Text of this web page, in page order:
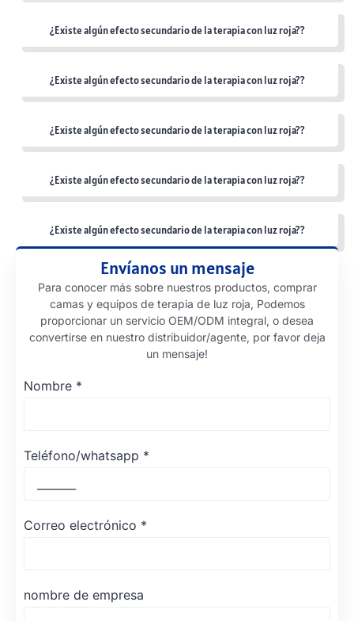
¿Existe algún efecto secundario de la terapia con luz roja??
¿Existe algún efecto secundario de la terapia con luz roja??
¿Existe algún efecto secundario de la terapia con luz roja??
¿Existe algún efecto secundario de la terapia con luz roja??
¿Existe algún efecto secundario de la terapia con luz roja??
Envíanos un mensaje
Para conocer más sobre nuestros productos, comprar
camas y equipos de terapia de luz roja, Podemos
proporcionar un servicio OEM/ODM integral, o desea
convertirse en nuestro distribuidor/agente, por favor deja
un mensaje!
Nombre *
Teléfono/whatsapp *
Correo electrónico *
nombre de empresa